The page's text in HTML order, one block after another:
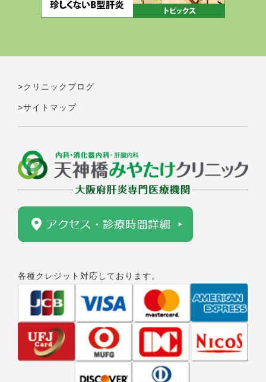
>クリニックブログ
>サイトマップ
各種クレジット対応しております。